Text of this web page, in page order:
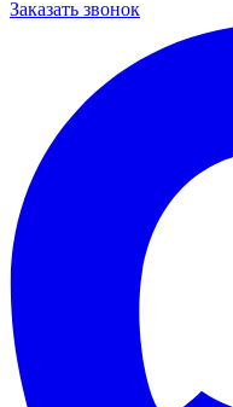
Заказать звонок